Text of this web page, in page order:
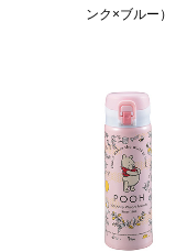
ンク×ブルー）